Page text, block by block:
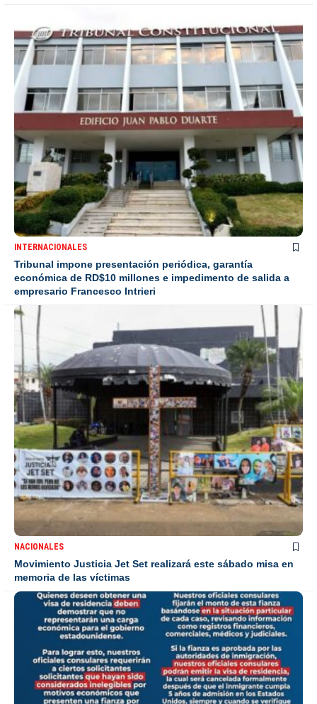
INTERNACIONALES
Tribunal impone presentación periódica, garantía
económica de RD$10 millones e impedimento de salida a
empresario Francesco Intrieri
NACIONALES
Movimiento Justicia Jet Set realizará este sábado misa en
memoria de las víctimas